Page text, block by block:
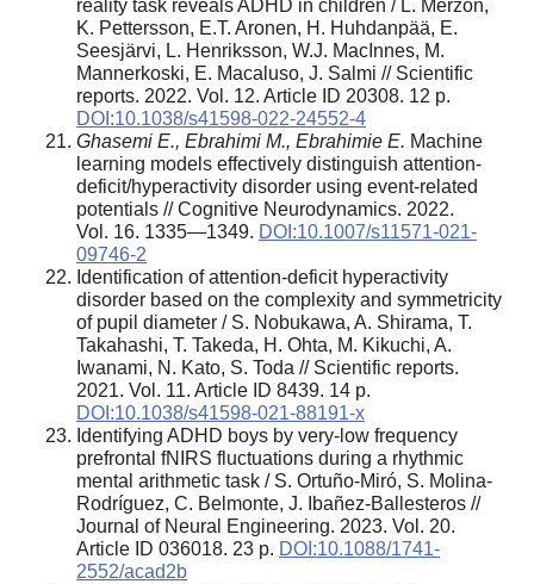
reality task reveals ADHD in children / L. Merzon,
K. Pettersson, E.T. Aronen, H. Huhdanpää, E.
Seesjärvi, L. Henriksson, W.J. MacInnes, M.
Mannerkoski, E. Macaluso, J. Salmi // Scientific
reports. 2022. Vol. 12. Article ID 20308. 12 p.
DOI:10.1038/s41598-022-24552-4
Ghasemi E., Ebrahimi M., Ebrahimie E. Machine
learning models effectively distinguish attention-
deficit/hyperactivity disorder using event-related
potentials // Cognitive Neurodynamics. 2022.
Vol. 16. 1335—1349. DOI:10.1007/s11571-021-
09746-2
Identification of attention-deficit hyperactivity
disorder based on the complexity and symmetricity
of pupil diameter / S. Nobukawa, A. Shirama, T.
Takahashi, T. Takeda, H. Ohta, M. Kikuchi, A.
Iwanami, N. Kato, S. Toda // Scientific reports.
2021. Vol. 11. Article ID 8439. 14 p.
DOI:10.1038/s41598-021-88191-x
Identifying ADHD boys by very-low frequency
prefrontal fNIRS fluctuations during a rhythmic
mental arithmetic task / S. Ortuño-Miró, S. Molina-
Rodríguez, C. Belmonte, J. Ibañez-Ballesteros //
Journal of Neural Engineering. 2023. Vol. 20.
Article ID 036018. 23 p. DOI:10.1088/1741-
2552/acad2b